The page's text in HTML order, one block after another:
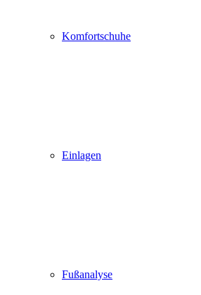
Komfortschuhe
Einlagen
Fußanalyse